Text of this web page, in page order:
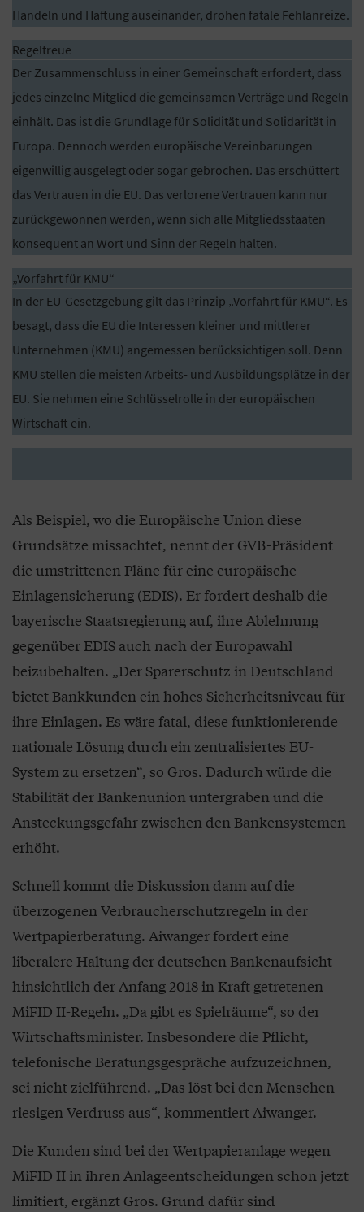
Handeln und Haftung auseinander, drohen fatale Fehlanreize.
Regeltreue
Der Zusammenschluss in einer Gemeinschaft erfordert, dass
jedes einzelne Mitglied die gemeinsamen Verträge und Regeln
einhält. Das ist die Grundlage für Solidität und Solidarität in
Europa. Dennoch werden europäische Vereinbarungen
eigenwillig ausgelegt oder sogar gebrochen. Das erschüttert
das Vertrauen in die EU. Das verlorene Vertrauen kann nur
zurückgewonnen werden, wenn sich alle Mitgliedsstaaten
konsequent an Wort und Sinn der Regeln halten.
„Vorfahrt für KMU“
In der EU-Gesetzgebung gilt das Prinzip „Vorfahrt für KMU“. Es
besagt, dass die EU die Interessen kleiner und mittlerer
Unternehmen (KMU) angemessen berücksichtigen soll. Denn
KMU stellen die meisten Arbeits- und Ausbildungsplätze in der
EU. Sie nehmen eine Schlüsselrolle in der europäischen
Wirtschaft ein.
Als Beispiel, wo die Europäische Union diese
Grundsätze missachtet, nennt der GVB-Präsident
die umstrittenen Pläne für eine europäische
Einlagensicherung (EDIS). Er fordert deshalb die
bayerische Staatsregierung auf, ihre Ablehnung
gegenüber EDIS auch nach der Europawahl
beizubehalten. „Der Sparerschutz in Deutschland
bietet Bankkunden ein hohes Sicherheitsniveau für
ihre Einlagen. Es wäre fatal, diese funktionierende
nationale Lösung durch ein zentralisiertes EU-
System zu ersetzen“, so Gros. Dadurch würde die
Stabilität der Bankenunion untergraben und die
Ansteckungsgefahr zwischen den Bankensystemen
erhöht.
Schnell kommt die Diskussion dann auf die
überzogenen Verbraucherschutzregeln in der
Wertpapierberatung. Aiwanger fordert eine
liberalere Haltung der deutschen Bankenaufsicht
hinsichtlich der Anfang 2018 in Kraft getretenen
MiFID II-Regeln. „Da gibt es Spielräume“, so der
Wirtschaftsminister. Insbesondere die Pflicht,
telefonische Beratungsgespräche aufzuzeichnen,
sei nicht zielführend. „Das löst bei den Menschen
riesigen Verdruss aus“, kommentiert Aiwanger.
Die Kunden sind bei der Wertpapieranlage wegen
MiFID II in ihren Anlageentscheidungen schon jetzt
limitiert, ergänzt Gros. Grund dafür sind